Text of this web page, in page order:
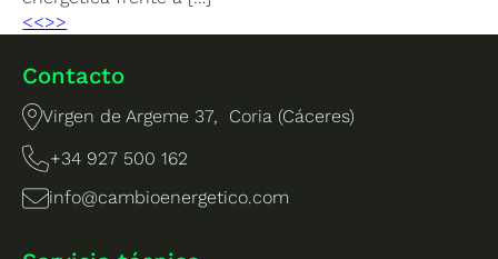
<<>>
Contacto
Virgen de Argeme 37, Coria (Cáceres)
+34 927 500 162
info@cambioenergetico.com